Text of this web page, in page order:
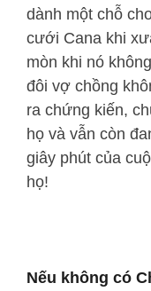
dành một chỗ
cưới Cana khi
mòn khi nó
đôi vợ chồng
ra chứng kiến,
họ và vẫn còn
giây phút của
họ!
Nếu không có